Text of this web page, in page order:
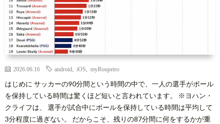
2026.06.16 android iOS myRoupeiro
はじめに サッカーの90分間という時間の中で、一人の選手がボール
を保持している時間は驚くほど短いと言われています。 ※ヨハン・
クライフは、 選手が試合中にボールを保持している時間は平均して
3分程度に過ぎない。 だからこそ、残りの87分間に何をするかが重